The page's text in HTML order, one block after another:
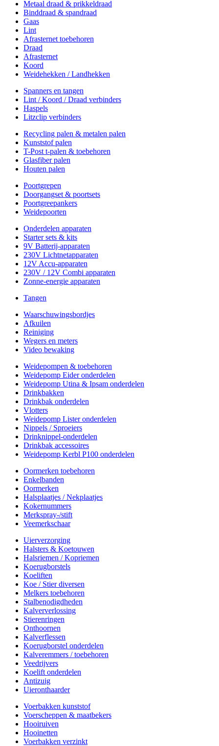
Metaal draad & prikkeldraad
Binddraad & spandraad
Gaas
Lint
Afrasternet toebehoren
Draad
Afrasternet
Koord
Weidehekken / Landhekken
Spanners en tangen
Lint / Koord / Draad verbinders
Haspels
Litzclip verbinders
Recycling palen & metalen palen
Kunststof palen
T-Post t-palen & toebehoren
Glasfiber palen
Houten palen
Poortgrepen
Doorgangset & poortsets
Poortgreepankers
Weidepoorten
Onderdelen apparaten
Starter sets & kits
9V Batterij-apparaten
230V Lichtnetapparaten
12V Accu-apparaten
230V / 12V Combi apparaten
Zonne-energie apparaten
Tangen
Waarschuwingsbordjes
Afkuilen
Reiniging
Wegers en meters
Video bewaking
Weidepompen & toebehoren
Weidepomp Eider onderdelen
Weidepomp Utina & Ipsam onderdelen
Drinkbakken
Drinkbak onderdelen
Vlotters
Weidepomp Lister onderdelen
Nippels / Sproeiers
Drinknippel-onderdelen
Drinkbak accessoires
Weidepomp Kerbl P100 onderdelen
Oormerken toebehoren
Enkelbanden
Oormerken
Halsplaatjes / Nekplaatjes
Kokernummers
Merkspray-/stift
Veemerkschaar
Uierverzorging
Halsters & Koetouwen
Halsriemen / Kopriemen
Koerugborstels
Koeliften
Koe / Stier diversen
Melkers toebehoren
Stalbenodigdheden
Kalververlossing
Stierenringen
Onthoornen
Kalverflessen
Koerugborstel onderdelen
Kalveremmers / toebehoren
Veedrijvers
Koelift onderdelen
Antizuig
Uieronthaarder
Voerbakken kunststof
Voerscheppen & maatbekers
Hooiruiven
Hooinetten
Voerbakken verzinkt